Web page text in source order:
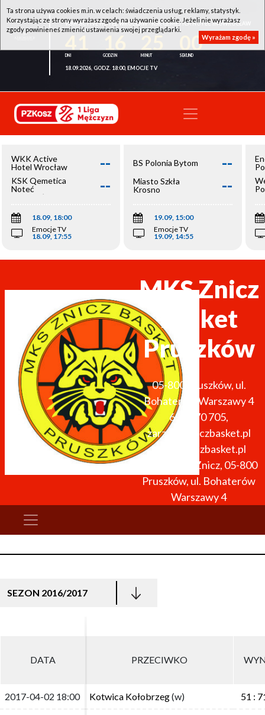
WKK ACTIVE HOTEL WROCŁAW - KSK QEMETICA NOTEĆ INOWROCŁAW
59
18.09.2026, GODZ. 18:00, EMOCJE TV
WKK Active
Hotel Wrocław
--
KSK Qemetica
Noteć
Inowrocław
--
18.09, 18:00
Emocje TV
18.09, 17:55
BS Polonia Bytom --
Miasto Szkła
Krosno
--
19.09, 15:00
Emocje TV
19.09, 14:55
MKS Znicz
Basket
Pruszków
05-800 Pruszków, ul.
Bohaterów Warszawy 4
691 270 705,
zarzad@zniczbasket.pl
http://zniczbasket.pl
arena: Hala Znicz, 05-800
Pruszków, ul. Bohaterów
Warszawy 4
SEZON 2016/2017
DATA PRZECIWKO
2017-04-02 18:00 Kotwica Kołobrzeg(w) 51 :
DATA PRZECIWKO
2017-04-02 18:00 Kotwica Kołobrzeg(w) 51 :
Ta strona używa cookies m.in. w celach: świadczenia usług, reklamy, statystyk.
Korzystając ze strony wyrażasz zgodę na używanie cookie. Jeżeli nie wyrażasz
zgody powinieneś zmienić ustawienia swojej przeglądarki.
Wyrażam zgodę »